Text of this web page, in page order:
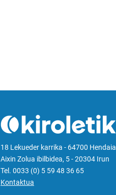
18 Lekueder karrika - 64700 Hendaia
Aixin Zolua ibilbidea, 5 - 20304 Irun
Tel. 0033 (0) 5 59 48 36 65
Kontaktua